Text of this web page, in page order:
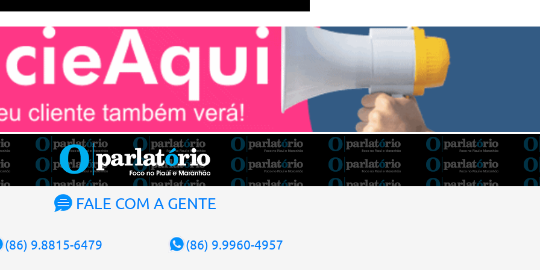
o ministro na cadeira de presidente da Corte.
“Considero, pessoalmente e
institucionalmente, que é uma sorte para o
país poder, nesta atual conjuntura, ter uma
pessoa com e...
FALE COM A GENTE
(86) 9.8815-6479 (86) 9.9960-4957